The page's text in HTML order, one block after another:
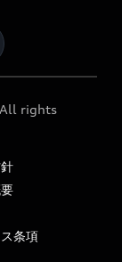
All rights
条項